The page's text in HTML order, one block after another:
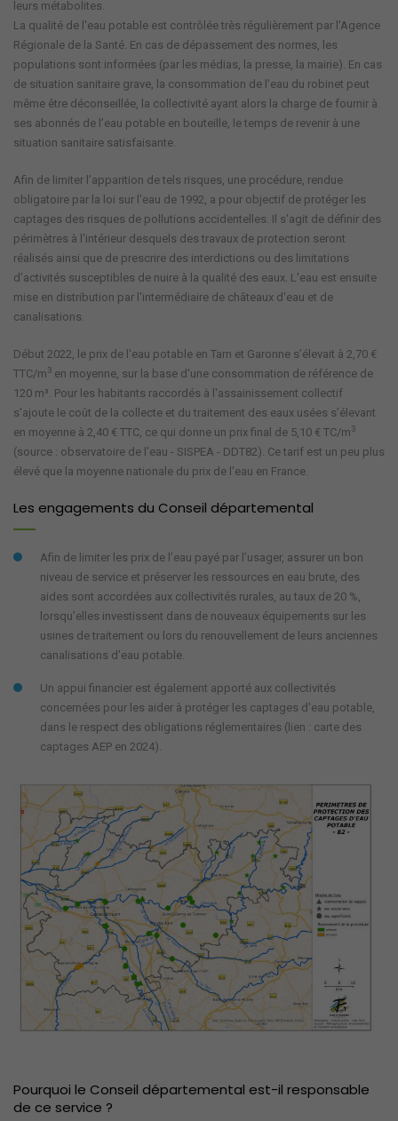
leurs métabolites.
La qualité de l'eau potable est contrôlée très régulièrement par l'Agence
Régionale de la Santé. En cas de dépassement des normes, les
populations sont informées (par les médias, la presse, la mairie). En cas
de situation sanitaire grave, la consommation de l’eau du robinet peut
même être déconseillée, la collectivité ayant alors la charge de fournir à
ses abonnés de l’eau potable en bouteille, le temps de revenir à une
situation sanitaire satisfaisante.
Afin de limiter l’apparition de tels risques, une procédure, rendue
obligatoire par la loi sur l'eau de 1992, a pour objectif de protéger les
captages des risques de pollutions accidentelles. Il s'agit de définir des
périmètres à l'intérieur desquels des travaux de protection seront
réalisés ainsi que de prescrire des interdictions ou des limitations
d’activités susceptibles de nuire à la qualité des eaux. L'eau est ensuite
mise en distribution par l'intermédiaire de châteaux d'eau et de
canalisations.
Début 2022, le prix de l'eau potable en Tarn et Garonne s’élevait à 2,70 €
TTC/m3 en moyenne, sur la base d'une consommation de référence de
120 m³. Pour les habitants raccordés à l'assainissement collectif
s'ajoute le coût de la collecte et du traitement des eaux usées s’élevant
en moyenne à 2,40 € TTC, ce qui donne un prix final de 5,10 € TC/m3
(source : observatoire de l’eau - SISPEA - DDT82). Ce tarif est un peu plus
élevé que la moyenne nationale du prix de l'eau en France.
Les engagements du Conseil départemental
Afin de limiter les prix de l’eau payé par l’usager, assurer un bon
niveau de service et préserver les ressources en eau brute, des
aides sont accordées aux collectivités rurales, au taux de 20 %,
lorsqu’elles investissent dans de nouveaux équipements sur les
usines de traitement ou lors du renouvellement de leurs anciennes
canalisations d’eau potable.
Un appui financier est également apporté aux collectivités
concernées pour les aider à protéger les captages d'eau potable,
dans le respect des obligations réglementaires (lien : carte des
captages AEP en 2024).
Pourquoi le Conseil départemental est-il responsable
de ce service ?